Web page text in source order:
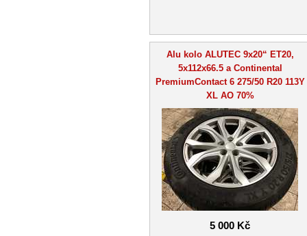
Alu kolo ALUTEC 9x20“ ET20,
5x112x66.5 a Continental
PremiumContact 6 275/50 R20 113Y
XL AO 70%
5 000 Kč